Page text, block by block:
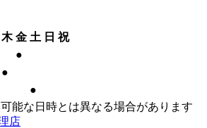
木 金 土 日 祝
●
●
●
能な日時とは異なる場合があります
店